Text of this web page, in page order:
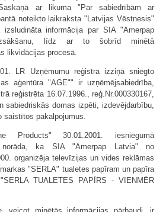
ar likuma "Par sabiedrībām ar
noteikto laikraksta "Latvijas Vēstnesis"
izsludināta informācija par SIA "Amerpap
līdz ar to šobrīd minētā
likvidācijas procesā.
LR Uzņēmumu reģistra izziņā sniegto
aģentūra "AGE"" ir uzņēmējsabiedrība,
reģistrēta 16.07.1996., reģ.Nr.000330167,
sabiedriskās domas izpēti, izdevējdarbību,
saistītos pakalpojumus.
Products" 30.01.2001. iesniegumā
norāda, ka SIA "Amerpap Latvia" no
organizēja televīzijas un vides reklāmas
"SERLA" tualetes papīram un papīra
TUALETES PAPĪRS - VIENMĒR